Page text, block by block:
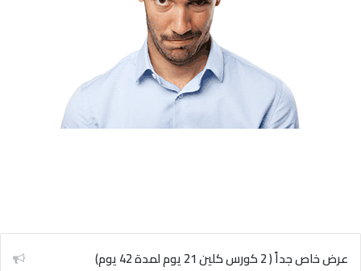
عرض خاص جداً ( 2 كورس كلين 21 يوم لمدة 42 يوم)